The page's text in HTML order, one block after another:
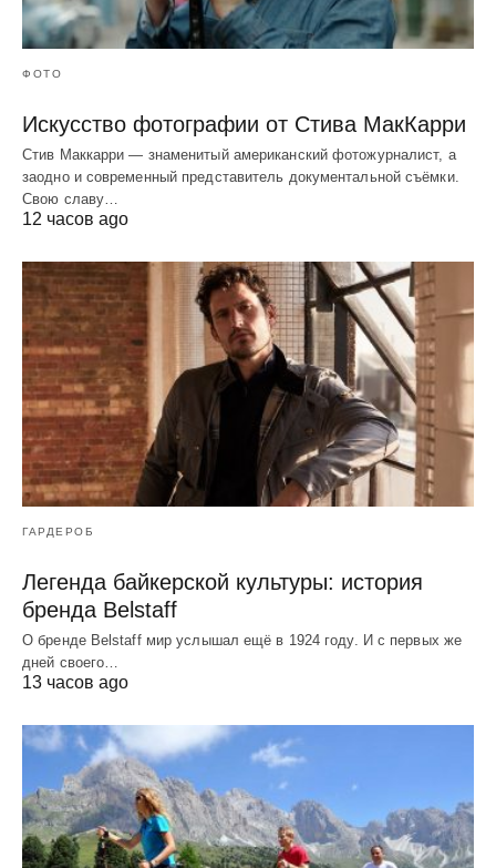
ФОТО
Искусство фотографии от Стива МакКарри
Стив Маккарри — знаменитый американский фотожурналист, а
заодно и современный представитель документальной съёмки.
Свою славу…
12 часов ago
ГАРДЕРОБ
Легенда байкерской культуры: история
бренда Belstaff
О бренде Belstaff мир услышал ещё в 1924 году. И с первых же
дней своего…
13 часов ago